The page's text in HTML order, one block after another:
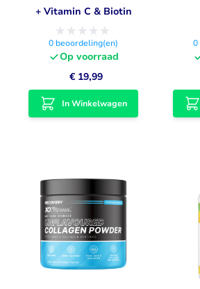
+ Vitamin C & Biotin
0 beoordeling(en)
Op voorraad
€ 19,99
In Winkelwagen
0